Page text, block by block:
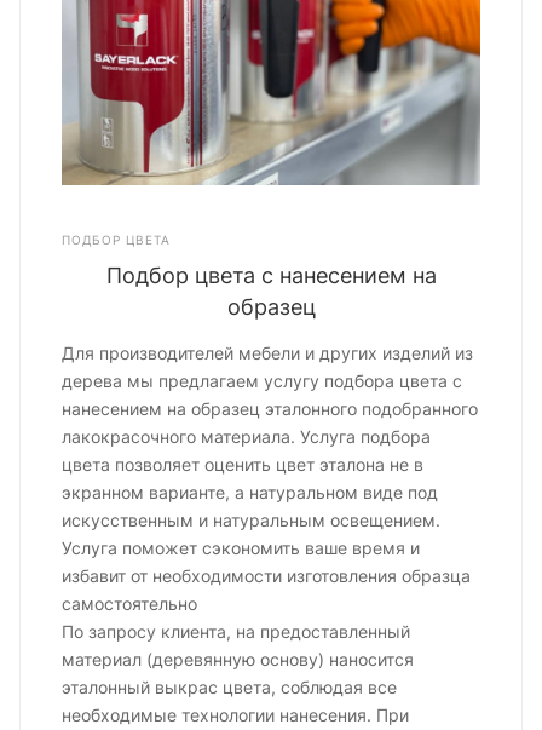
ПОДБОР ЦВЕТА
Подбор цвета с нанесением на
образец
Для производителей мебели и других изделий из
дерева мы предлагаем услугу подбора цвета с
нанесением на образец эталонного подобранного
лакокрасочного материала. Услуга подбора
цвета позволяет оценить цвет эталона не в
экранном варианте, а натуральном виде под
искусственным и натуральным освещением.
Услуга поможет сэкономить ваше время и
избавит от необходимости изготовления образца
самостоятельно
По запросу клиента, на предоставленный
материал (деревянную основу) наносится
эталонный выкрас цвета, соблюдая все
необходимые технологии нанесения. При